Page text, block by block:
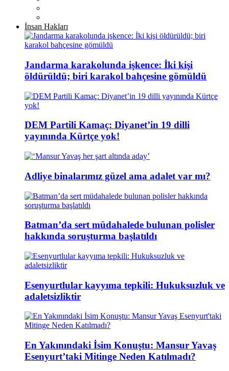
İnsan Hakları
Jandarma karakolunda işkence: İki kişi
öldürüldü; biri karakol bahçesine gömüldü
DEM Partili Kamaç: Diyanet’in 19 dilli
yayınında Kürtçe yok!
Adliye binalarımız güzel ama adalet var mı?
Batman’da sert müdahalede bulunan polisler
hakkında soruşturma başlatıldı
Esenyurtlular kayyıma tepkili: Hukuksuzluk ve
adaletsizliktir
En Yakınındaki İsim Konuştu: Mansur Yavaş
Esenyurt’taki Mitinge Neden Katılmadı?